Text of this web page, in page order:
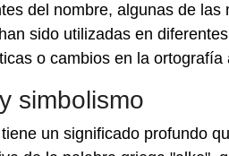
del nombre, algunas de
sido utilizadas en
o cambios en la ortografía
simbolismo
un significado profundo